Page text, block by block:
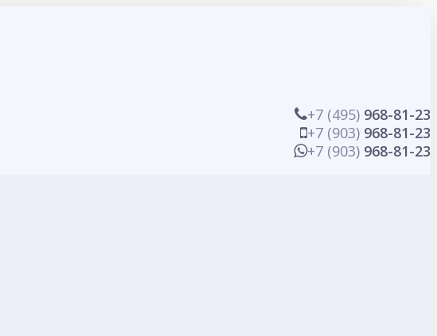
+7 (495) 968-81-23
+7 (903) 968-81-23
+7 (903) 968-81-23